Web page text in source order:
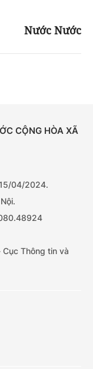
Nước Nước
CỘNG HÒA XÃ
04/2024.
Thông tin và